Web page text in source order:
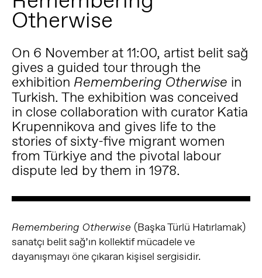
Otherwise
On 6 November at 11:00, artist belit sağ
gives a guided tour through the
exhibition Remembering Otherwise in
Turkish. The exhibition was conceived
in close collaboration with curator Katia
Krupennikova and gives life to the
stories of sixty-five migrant women
from Türkiye and the pivotal labour
dispute led by them in 1978.
Remembering Otherwise (Başka Türlü Hatırlamak)
sanatçı belit sağ’ın kollektif mücadele ve
dayanışmayı öne çıkaran kişisel sergisidir.